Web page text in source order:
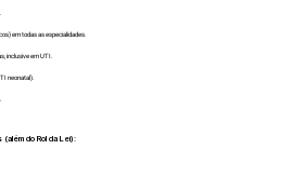
em todas as especialidades.
inclusive em UTI.
neonatal).
do Rol da Lei):